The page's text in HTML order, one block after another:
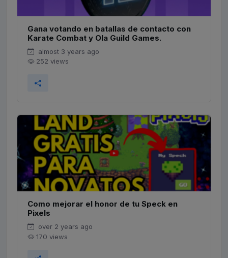
Gana votando en batallas de contacto con
Karate Combat y Ola Guild Games.
almost 3 years ago
252 views
Como mejorar el honor de tu Speck en
Pixels
over 2 years ago
170 views